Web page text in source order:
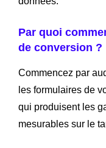
Par quoi
de conversion ?
Commencez par
les formulaires de
qui produisent les
mesurables sur le